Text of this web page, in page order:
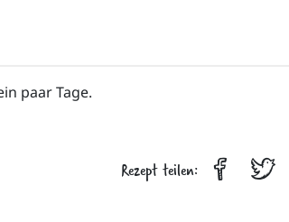
paar Tage.
Rezept teilen: